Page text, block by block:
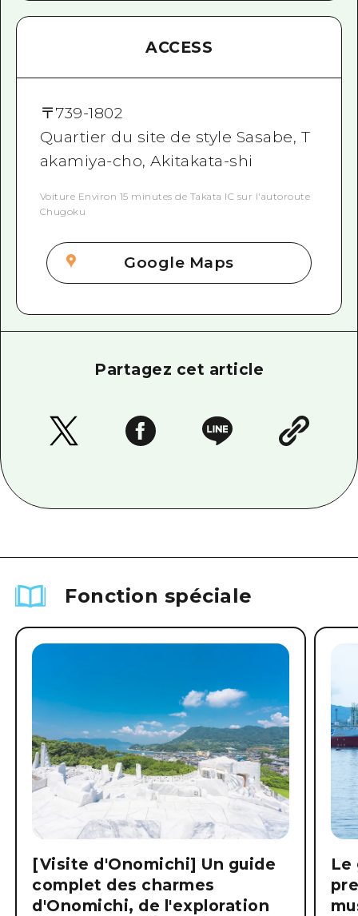
ACCESS
〒739-1802
Quartier du site de style Sasabe, T
akamiya-cho, Akitakata-shi
Voiture Environ 15 minutes de Takata IC sur l'autoroute
Chugoku
Google Maps
Partagez cet article
Fonction spéciale
[Visite d'Onomichi] Un guide
complet des charmes
d'Onomichi, de l'exploration
Le